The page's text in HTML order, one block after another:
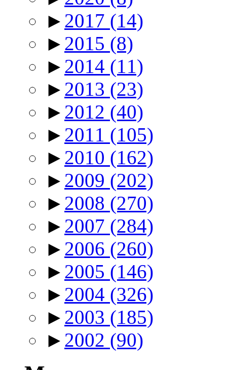
► 2017 (14)
► 2015 (8)
► 2014 (11)
► 2013 (23)
► 2012 (40)
► 2011 (105)
► 2010 (162)
► 2009 (202)
► 2008 (270)
► 2007 (284)
► 2006 (260)
► 2005 (146)
► 2004 (326)
► 2003 (185)
► 2002 (90)